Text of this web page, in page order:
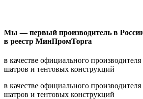
Мы — первый производитель в
в реестр МинПромТорга
в качестве официального производителя
шатров и тентовых конструкций
в качестве официального производителя
шатров и тентовых конструкций